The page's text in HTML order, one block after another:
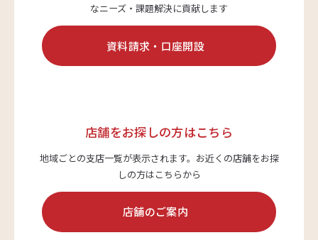
なニーズ・課題解決に貢献します
資料請求・口座開設
店舗をお探しの方はこちら
地域ごとの支店一覧が表示されます。 お近くの店舗をお探
しの方はこちらから
店舗のご案内